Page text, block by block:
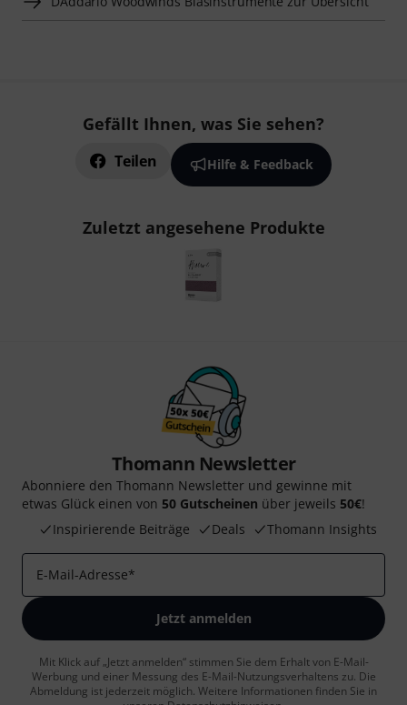
Gefällt Ihnen, was Sie sehen?
Teilen Hilfe & Feedback
Zuletzt angesehene Produkte
Thomann Newsletter
Abonniere den Thomann Newsletter und gewinne mit
etwas Glück einen von 50 Gutscheinen über jeweils 50€!
Inspirierende Beiträge
Deals Thomann Insights
E-Mail-Adresse*
Jetzt anmelden
Mit Klick auf „Jetzt anmelden“ stimmen Sie dem Erhalt von E-Mail-
Werbung und einer Messung des E-Mail-Nutzungsverhaltens zu. Die
Abmeldung ist jederzeit möglich. Weitere Informationen finden Sie in